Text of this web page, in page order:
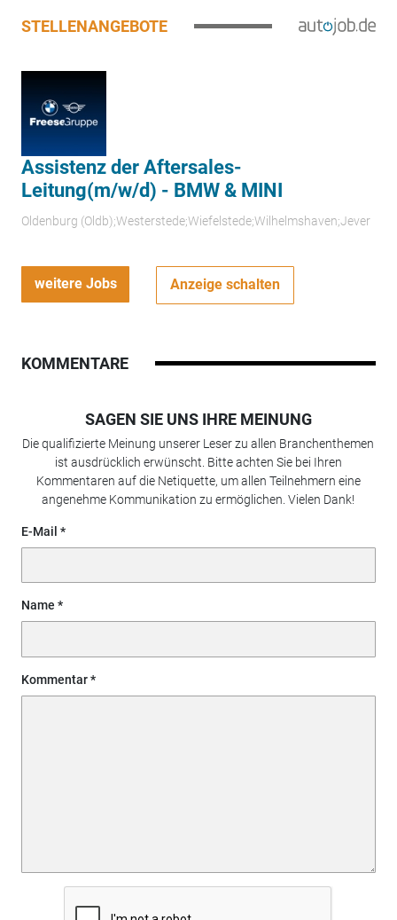
STELLENANGEBOTE
Assistenz der Aftersales-
Leitung(m/w/d) - BMW & MINI
Oldenburg (Oldb);Westerstede;Wiefelstede;Wilhelmshaven;Jever
weitere Jobs Anzeige schalten
KOMMENTARE
SAGEN SIE UNS IHRE MEINUNG
Die qualifizierte Meinung unserer Leser zu allen Branchenthemen
ist ausdrücklich erwünscht. Bitte achten Sie bei Ihren
Kommentaren auf die Netiquette, um allen Teilnehmern eine
angenehme Kommunikation zu ermöglichen. Vielen Dank!
E-Mail
Name
Kommentar